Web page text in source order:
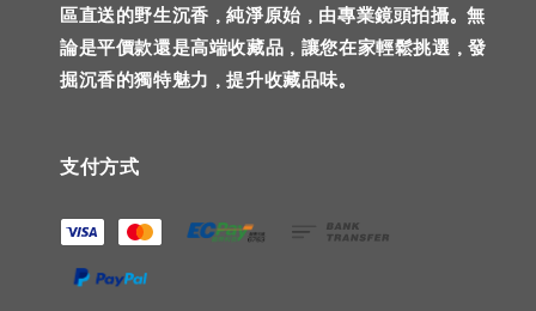
區直送的野生沉香，純淨原始，由專業鏡頭拍攝。無
論是平價款還是高端收藏品，讓您在家輕鬆挑選，發
掘沉香的獨特魅力，提升收藏品味。
支付方式